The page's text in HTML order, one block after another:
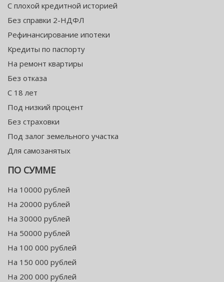
С плохой кредитной историей
Без справки 2-НДФЛ
Рефинансирование ипотеки
Кредиты по паспорту
На ремонт квартиры
Без отказа
С 18 лет
Под низкий процент
Без страховки
Под залог земельного участка
Для самозанятых
ПО СУММЕ
На 10000 рублей
На 20000 рублей
На 30000 рублей
На 50000 рублей
На 100 000 рублей
На 150 000 рублей
На 200 000 рублей